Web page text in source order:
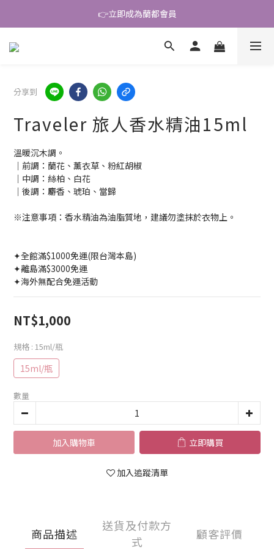
\ 好友大募集 /
👉立即成為蘭都會員
分享到
Traveler 旅人香水精油15ml
溫暖沉木調。
｜前調：蘭花、薰衣草、粉紅胡椒
｜中調：絲柏、白花
｜後調：麝香、琥珀、當歸
※注意事項：香水精油為油脂質地，建議勿塗抹於衣物上。
✦全館滿$1000免運(限台灣本島)
✦離島滿$3000免運
✦海外無配合免運活動
NT$1,000
規格 : 15ml/瓶
15ml/瓶
數量
加入購物車 立即購買
加入追蹤清單
商品描述
送貨及付款方
式
顧客評價